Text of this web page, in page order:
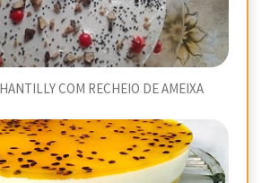
COM RECHEIO DE AMEIXA